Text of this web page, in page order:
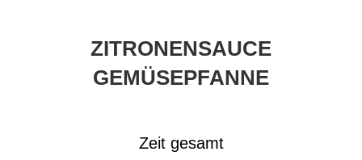
ZITRONENSAUCE
GEMÜSEPFANNE
Zeit gesamt